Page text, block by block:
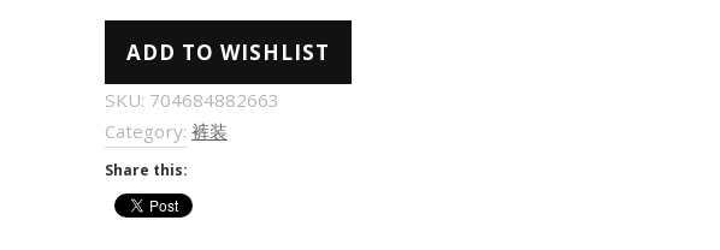
款
腰
垂
感
休
ADD TO WISHLIST
SKU: 704684882663
Category: 裤装
Share this: